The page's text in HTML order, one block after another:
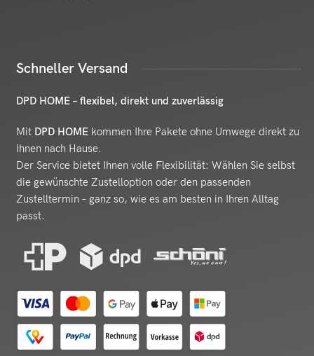
Schneller Versand
DPD HOME – flexibel, direkt und zuverlässig
Mit DPD HOME kommen Ihre Pakete ohne Umwege direkt zu
Ihnen nach Hause.
Der Service bietet Ihnen volle Flexibilität: Wählen Sie selbst
die gewünschte Zustelloption oder den passenden
Zustelltermin – ganz so, wie es am besten in Ihren Alltag
passt.